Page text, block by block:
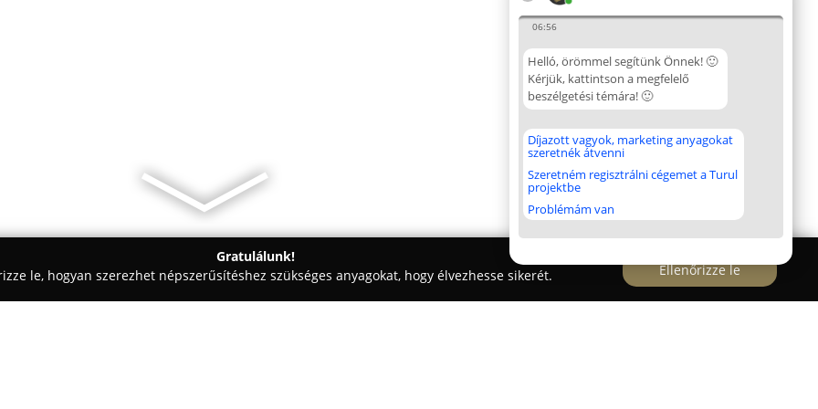
06:56
Helló, örömmel segítünk Önnek! 🙂
Kérjük, kattintson a megfelelő
beszélgetési témára! 🙂
Díjazott vagyok, marketing anyagokat
szeretnék átvenni
Szeretném regisztrálni cégemet a Turul
projektbe
Problémám van
Gratulálunk!
le, hogyan szerezhet népszerűsítéshez szükséges anyagokat, hogy élvezhesse sikerét.
Ellenőrizze le